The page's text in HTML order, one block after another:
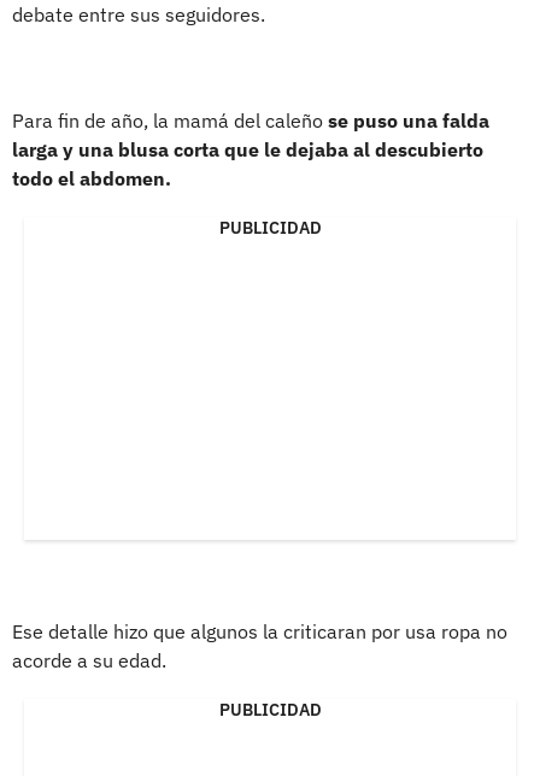
debate entre sus seguidores.
Para fin de año, la mamá del caleño se puso una falda
larga y una blusa corta que le dejaba al descubierto
todo el abdomen.
PUBLICIDAD
Ese detalle hizo que algunos la criticaran por usa ropa no
acorde a su edad.
PUBLICIDAD